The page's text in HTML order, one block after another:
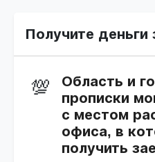
Получите деньги
💯
Область и
прописки
с местом
офиса, в
получить